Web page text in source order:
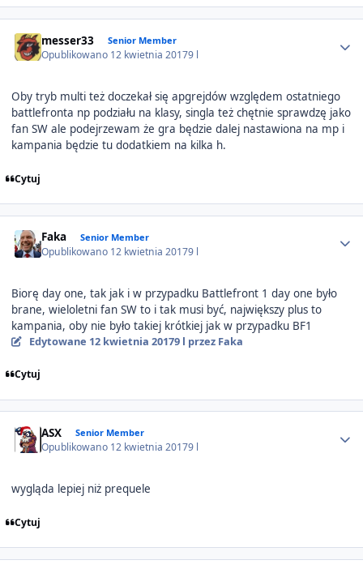
messer33 Senior Member
Opublikowano 12 kwietnia 20179 l
Oby tryb multi też doczekał się apgrejdów względem ostatniego
battlefronta np podziału na klasy, singla też chętnie sprawdzę jako
fan SW ale podejrzewam że gra będzie dalej nastawiona na mp i
kampania będzie tu dodatkiem na kilka h.
Cytuj
Faka Senior Member
Opublikowano 12 kwietnia 20179 l
Biorę day one, tak jak i w przypadku Battlefront 1 day one było
brane, wieloletni fan SW to i tak musi być, największy plus to
kampania, oby nie było takiej krótkiej jak w przypadku BF1
Edytowane 12 kwietnia 20179 l przez Faka
Cytuj
ASX Senior Member
Opublikowano 12 kwietnia 20179 l
wygląda lepiej niż prequele
Cytuj